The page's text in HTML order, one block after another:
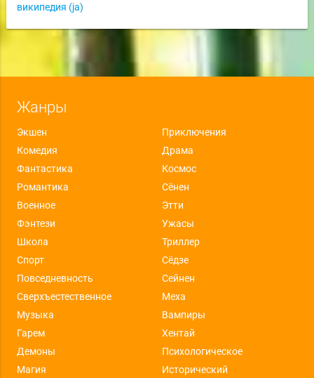
википедия (ja)
Жанры
Экшен
Приключения
Комедия
Драма
Фантастика
Космос
Романтика
Сёнен
Военное
Этти
Фэнтези
Ужасы
Школа
Триллер
Спорт
Сёдзе
Повседневность
Сейнен
Сверхъестественное
Меха
Музыка
Вампиры
Гарем
Хентай
Демоны
Психологическое
Магия
Исторический